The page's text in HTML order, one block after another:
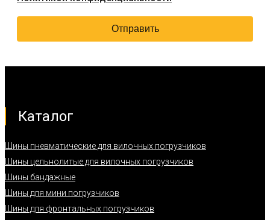
Каталог
Шины пневматические для вилочных погрузчиков
Шины цельнолитые для вилочных погрузчиков
Шины бандажные
Шины для мини погрузчиков
Шины для фронтальных погрузчиков